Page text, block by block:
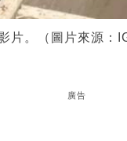
片。（圖片來源：
廣告